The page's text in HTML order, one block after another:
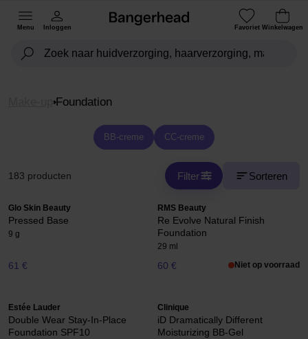
Menu Inloggen Favoriet Winkelwagen
Foundation
BB-creme CC-creme
183 producten Filter Sorteren
Glo Skin Beauty
Pressed Base
9 g
61 €
RMS Beauty
Re Evolve Natural Finish
Foundation
29 ml
60 € Niet op voorraad
Estée Lauder
Double Wear Stay-In-Place
Foundation SPF10
Clinique
iD Dramatically Different
Moisturizing BB-Gel